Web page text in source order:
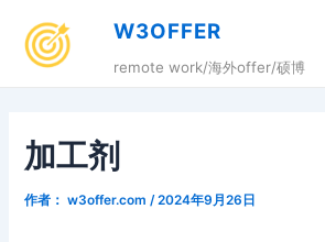
W3OFFER
remote work/海外offer/硕博
加工剂
作者： w3offer.com /2024年9月26日